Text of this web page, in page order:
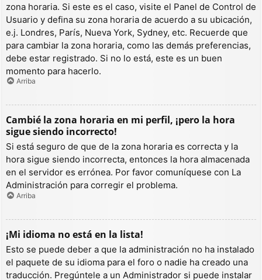
zona horaria. Si este es el caso, visite el Panel de Control de
Usuario y defina su zona horaria de acuerdo a su ubicación,
e.j. Londres, París, Nueva York, Sydney, etc. Recuerde que
para cambiar la zona horaria, como las demás preferencias,
debe estar registrado. Si no lo está, este es un buen
momento para hacerlo.
Arriba
Cambié la zona horaria en mi perfil, ¡pero la hora
sigue siendo incorrecto!
Si está seguro de que de la zona horaria es correcta y la
hora sigue siendo incorrecta, entonces la hora almacenada
en el servidor es errónea. Por favor comuníquese con La
Administración para corregir el problema.
Arriba
¡Mi idioma no está en la lista!
Esto se puede deber a que la administración no ha instalado
el paquete de su idioma para el foro o nadie ha creado una
traducción. Pregúntele a un Administrador si puede instalar